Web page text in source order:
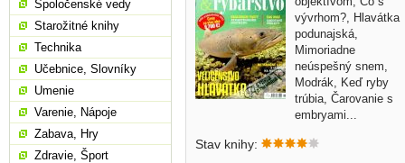
vývrhom?, Hlavátka
podunajská,
Mimoriadne
neúspešný snem,
Modrák, Keď ryby
trúbia, Čarovanie s
embryami...
Stav knihy:
Spoločenské vedy
Starožitné knihy
Technika
Učebnice, Slovníky
Umenie
Varenie, Nápoje
Zabava, Hry
Zdravie, Šport